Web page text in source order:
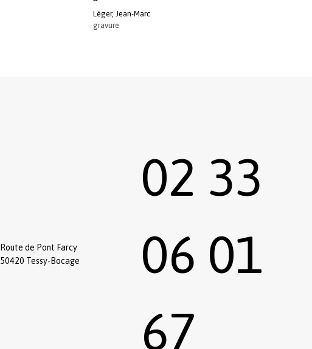
Léger, Jean-Marc
gravure
Route de Pont Farcy
50420 Tessy-Bocage
02 33
06 01
67